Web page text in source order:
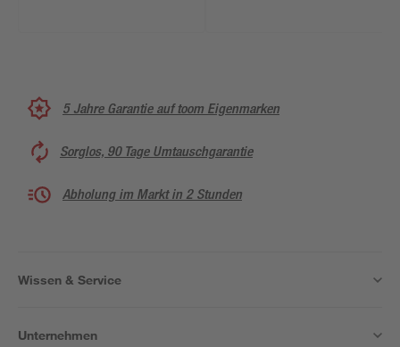
5 Jahre Garantie auf toom Eigenmarken
Sorglos, 90 Tage Umtauschgarantie
Abholung im Markt in 2 Stunden
Wissen & Service
Unternehmen